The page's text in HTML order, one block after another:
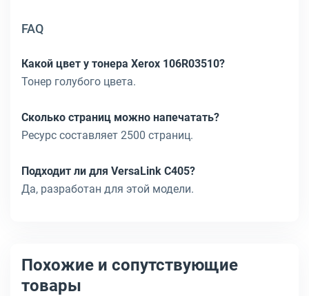
FAQ
Какой цвет у тонера Xerox 106R03510?
Тонер голубого цвета.
Сколько страниц можно напечатать?
Ресурс составляет 2500 страниц.
Подходит ли для VersaLink C405?
Да, разработан для этой модели.
Похожие и сопутствующие
товары